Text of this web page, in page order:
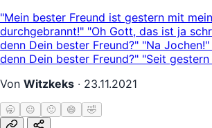
"Mein bester Freund ist gestern mit
durchgebrannt!" "Oh Gott, das ist ja
denn Dein bester Freund?" "Na
denn Dein bester Freund?" "Seit gestern
Von Witzkeks · 23.11.2021
🥱 😐 🙂 😄 🤣